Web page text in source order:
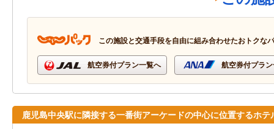
この施設と交通手段を自由に組み合わせたおトクな
航空券付プラン一覧へ 航空券付プラ
鹿児島中央駅に隣接する一番街アーケードの中心に位置するホテ